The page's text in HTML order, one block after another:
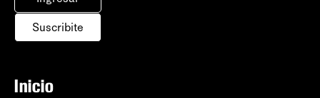
Suscribite
Inicio